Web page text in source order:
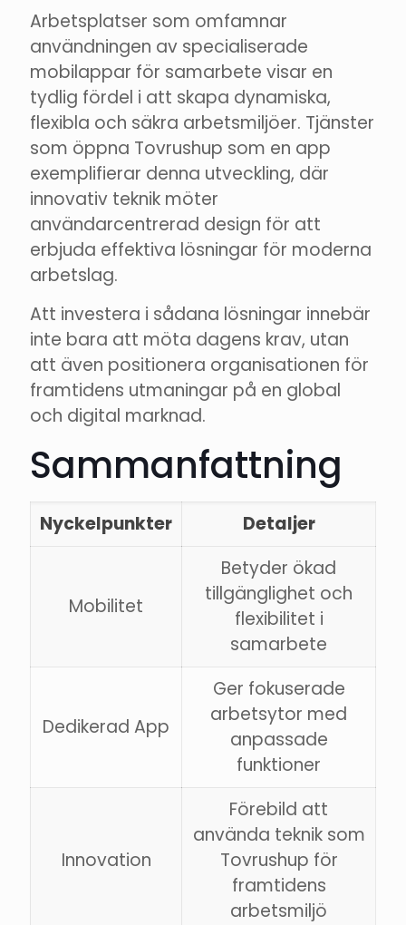
Arbetsplatser som omfamnar
användningen av specialiserade
mobilappar för samarbete visar en
tydlig fördel i att skapa dynamiska,
flexibla och säkra arbetsmiljöer. Tjänster
som öppna Tovrushup som en app
exemplifierar denna utveckling, där
innovativ teknik möter
användarcentrerad design för att
erbjuda effektiva lösningar för moderna
arbetslag.
Att investera i sådana lösningar innebär
inte bara att möta dagens krav, utan
att även positionera organisationen för
framtidens utmaningar på en global
och digital marknad.
Sammanfattning
Nyckelpunkter Detaljer
Mobilitet
Betyder ökad
tillgänglighet och
flexibilitet i
samarbete
Dedikerad App
Ger fokuserade
arbetsytor med
anpassade
funktioner
Innovation
Förebild att
använda teknik som
Tovrushup för
framtidens
arbetsmiljö